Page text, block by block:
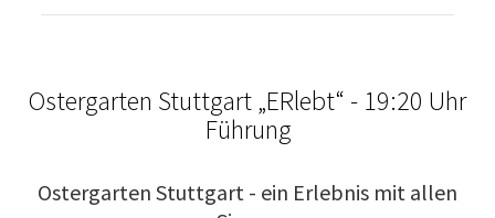
Ostergarten Stuttgart „ERlebt“ - 19:20 Uhr
Führung
Ostergarten Stuttgart - ein Erlebnis mit allen